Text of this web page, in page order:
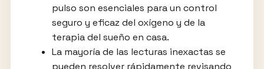
pulso son esenciales para un control
seguro y eficaz del oxígeno y de la
terapia del sueño en casa.
La mayoría de las lecturas inexactas se
pueden resolver rápidamente revisando